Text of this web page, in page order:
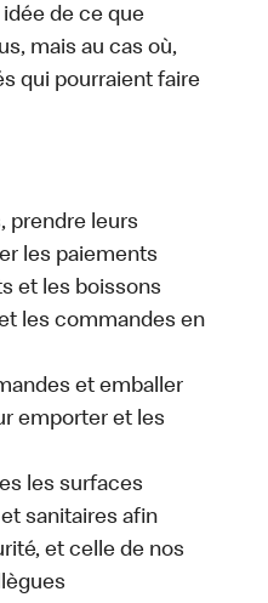
de ce que
mais au cas où,
qui pourraient faire
prendre leurs
les paiements
et les boissons
les commandes en
et emballer
emporter et les
les surfaces
sanitaires afin
et celle de nos